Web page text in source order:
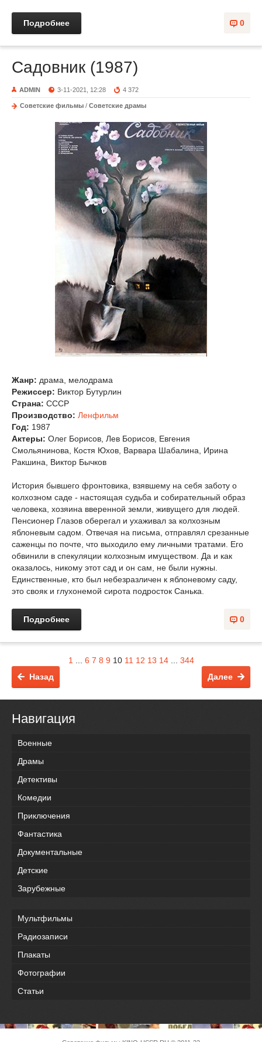
0
Подробнее
Садовник (1987)
ADMIN 3-11-2021, 12:28 4 372
Советские фильмы / Советские драмы
Жанр: драма, мелодрама
Режиссер: Виктор Бутурлин
Страна: СССР
Производство: Ленфильм
Год: 1987
Актеры: Олег Борисов, Лев Борисов, Евгения
Смольянинова, Костя Юхов, Варвара Шабалина, Ирина
Ракшина, Виктор Бычков
История бывшего фронтовика, взявшему на себя заботу о
колхозном саде - настоящая судьба и собирательный образ
человека, хозяина вверенной земли, живущего для людей.
Пенсионер Глазов оберегал и ухаживал за колхозным
яблоневым садом. Отвечая на письма, отправлял срезанные
саженцы по почте, что выходило ему личными тратами. Его
обвинили в спекуляции колхозным имуществом. Да и как
оказалось, никому этот сад и он сам, не были нужны.
Единственные, кто был небезразличен к яблоневому саду,
это свояк и глухонемой сирота подросток Санька.
0
Подробнее
1 6 7 8 9 10 11 12 13 14
344
Далее
Назад
Навигация
Военные
Драмы
Детективы
Комедии
Приключения
Фантастика
Документальные
Детские
Зарубежные
Мультфильмы
Радиозаписи
Плакаты
Фотографии
Статьи